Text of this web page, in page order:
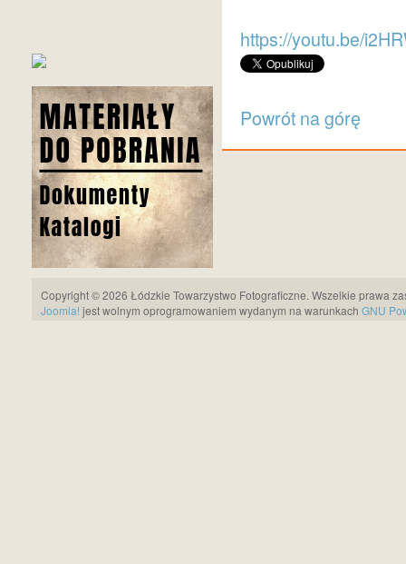
https://youtu.be/
Powrót na górę
Copyright © 2026 Łódzkie Towarzystwo Fotograficzne. Wszelkie prawa
Joomla! jest wolnym oprogramowaniem wydanym na warunkach GNU